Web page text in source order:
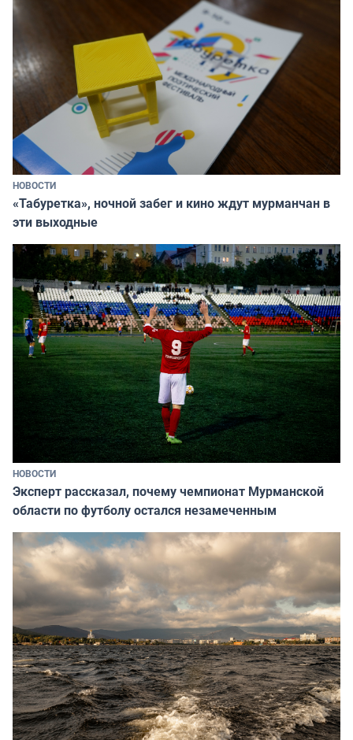
НОВОСТИ
«Табуретка», ночной забег и кино ждут мурманчан в
эти выходные
НОВОСТИ
Эксперт рассказал, почему чемпионат Мурманской
области по футболу остался незамеченным